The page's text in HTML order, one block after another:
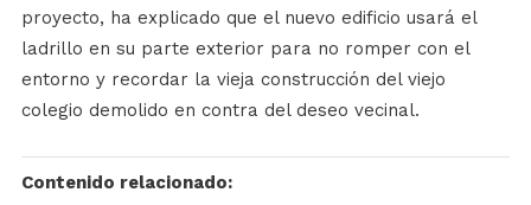
proyecto, ha explicado que el nuevo edificio usará el
ladrillo en su parte exterior para no romper con el
entorno y recordar la vieja construcción del viejo
colegio demolido en contra del deseo vecinal.
Contenido relacionado: